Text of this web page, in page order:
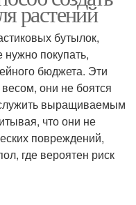
растений
бутылок,
покупать,
бюджета. Эти
они не боятся
выращиваемым
что они не
повреждений,
где вероятен риск